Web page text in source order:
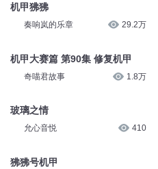
机甲狒狒
奏响岚的乐章 29.2万
机甲大赛篇 第90集 修复机甲
奇喵君故事 1.8万
玻璃之情
允心音悦 410
狒狒号机甲